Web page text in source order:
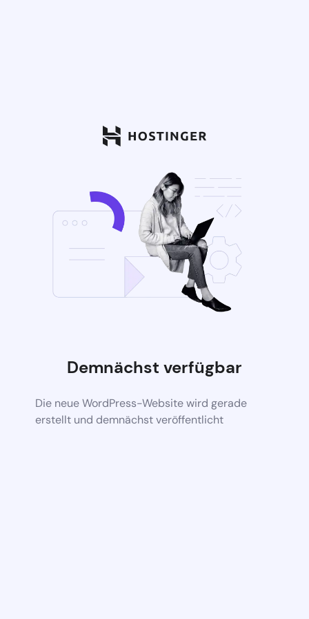
Demnächst verfügbar
Die neue WordPress-Website wird gerade
erstellt und demnächst veröffentlicht